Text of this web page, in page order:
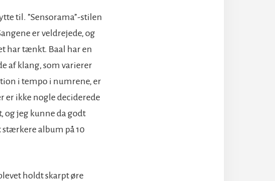
til. ”Sensorama”-stilen
er veldrejede, og
har tænkt. Baal har en
af klang, som varierer
i tempo i numrene, er
er ikke nogle deciderede
og jeg kunne da godt
stærkere album på 10
holdt skarpt øre